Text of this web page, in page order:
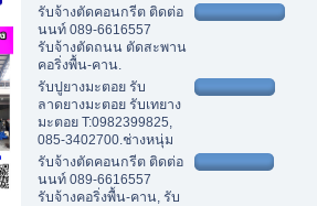
รับจ้างตัดคอนกรีต ติดต่อ
นนท์ 089-6616557
รับจ้างตัดถนน ตัดสะพาน
คอริ่งพื้น-คาน.
รับปูยางมะตอย รับ
ลาดยางมะตอย รับเทยาง
มะตอย T:0982399825,
085-3402700.ช่างหนุ่ม
รับจ้างตัดคอนกรีต ติดต่อ
นนท์ 089-6616557
รับจ้างคอริ่งพื้น-คาน, รับ